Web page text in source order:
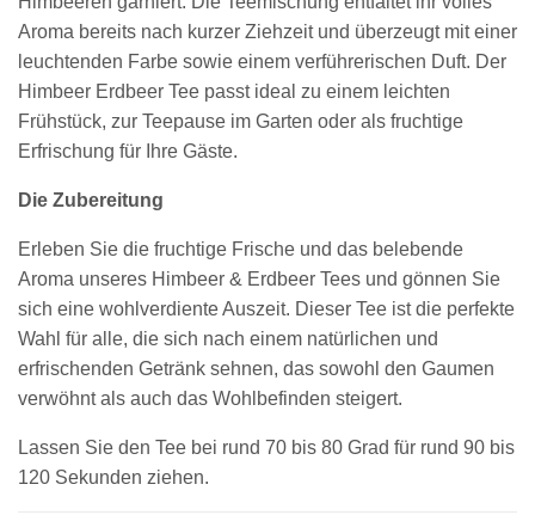
Aroma bereits nach kurzer Ziehzeit und überzeugt mit einer
leuchtenden Farbe sowie einem verführerischen Duft. Der
Himbeer Erdbeer Tee passt ideal zu einem leichten
Frühstück, zur Teepause im Garten oder als fruchtige
Erfrischung für Ihre Gäste.
Die Zubereitung
Erleben Sie die fruchtige Frische und das belebende
Aroma unseres Himbeer & Erdbeer Tees und gönnen Sie
sich eine wohlverdiente Auszeit. Dieser Tee ist die perfekte
Wahl für alle, die sich nach einem natürlichen und
erfrischenden Getränk sehnen, das sowohl den Gaumen
verwöhnt als auch das Wohlbefinden steigert.
Lassen Sie den Tee bei rund 70 bis 80 Grad für rund 90 bis
120 Sekunden ziehen.